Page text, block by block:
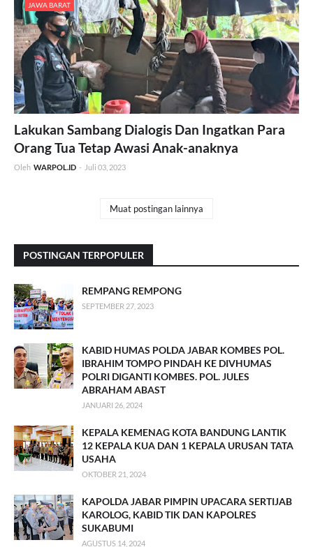
JAWA BARAT
Lakukan Sambang Dialogis Dan Ingatkan Para
Orang Tua Tetap Awasi Anak-anaknya
Oleh WARPOL.ID - Juli 03, 2023
Muat postingan lainnya
POSTINGAN TERPOPULER
REMPANG REMPONG
SEPTEMBER 27, 2023
KABID HUMAS POLDA JABAR KOMBES POL.
IBRAHIM TOMPO PINDAH KE DIVHUMAS
POLRI DIGANTI KOMBES. POL. JULES
ABRAHAM ABAST
JANUARI 26, 2024
KEPALA KEMENAG KOTA BANDUNG LANTIK
12 KEPALA KUA DAN 1 KEPALA URUSAN TATA
USAHA
OKTOBER 21, 2024
KAPOLDA JABAR PIMPIN UPACARA SERTIJAB
KAROLOG, KABID TIK DAN KAPOLRES
SUKABUMI
AGUSTUS 14, 2024